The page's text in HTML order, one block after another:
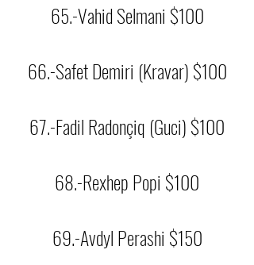
65.-Vahid Selmani $100
66.-Safet Demiri (Kravar) $100
67.-Fadil Radonçiq (Guci) $100
68.-Rexhep Popi $100
69.-Avdyl Perashi $150